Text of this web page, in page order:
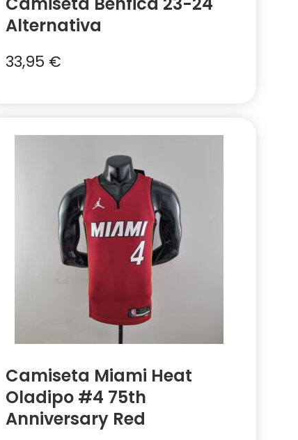
Alternativa
33,95 €
Camiseta Miami Heat
Oladipo #4 75th
Anniversary Red